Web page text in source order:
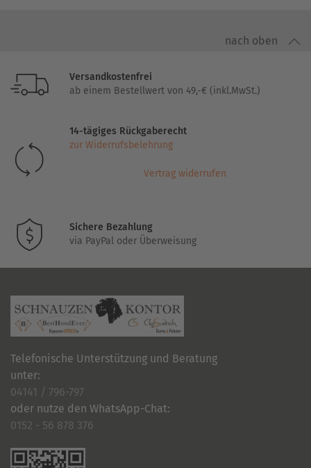
nach oben
Versandkostenfrei
ab einem Bestellwert von 49,-€ (inkl.MwSt.)
14-tägiges Rückgaberecht
zur Widerrufsbelehrung
Vertrag widerrufen
Sichere Bezahlung
via PayPal oder Überweisung
Telefonische Unterstützung und Beratung
unter:
04141 / 796-797
oder nutze den WhatsApp-Chat:
0152 - 56 878 376